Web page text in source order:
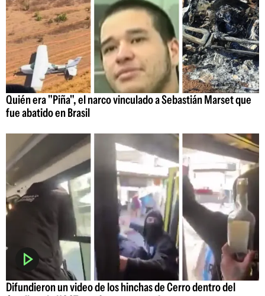
Quién era "Piña", el narco vinculado a Sebastián Marset que
fue abatido en Brasil
Difundieron un video de los hinchas de Cerro dentro del